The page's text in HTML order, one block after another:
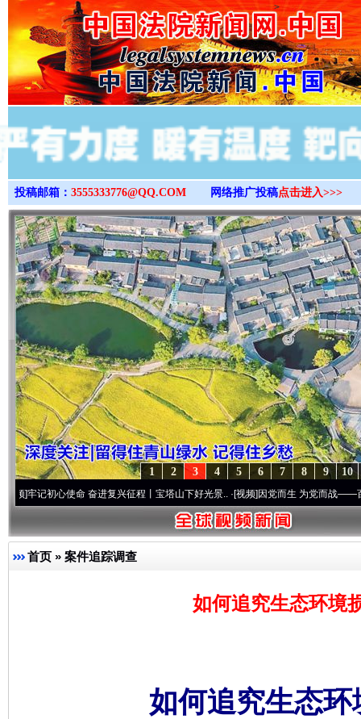
>
投稿邮箱： 3555333776@QQ.COM 网络推广投稿点击进入>>>
10
9
8
7
6
5
4
3
2
1
心使命 奋进复兴征程丨宝塔山下好光景..·[视频]因党而生 为党而战——百年“纪”事
首页 » 案件追踪调查
如何追究生态环
如何追究生态